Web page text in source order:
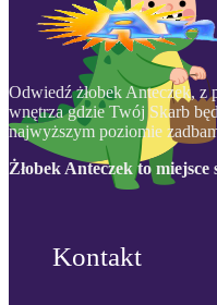
Odwiedź żłobek Anteczek, z
wnętrza gdzie Twój Skarb
najwyższym poziomie
Żłobek Anteczek to miejsce
Kontakt